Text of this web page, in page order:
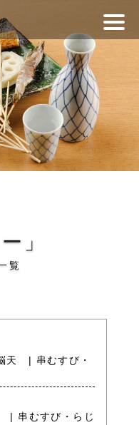
」
覧
天 | 串むすび・
| 串むすび・らじ